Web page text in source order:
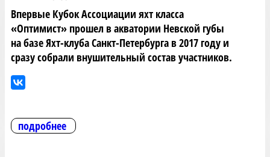
Впервые Кубок Ассоциации яхт класса
«Оптимист» прошел в акватории Невской губы
на базе Яхт-клуба Санкт-Петербурга в 2017 году и
сразу собрали внушительный состав участников.
подробнее